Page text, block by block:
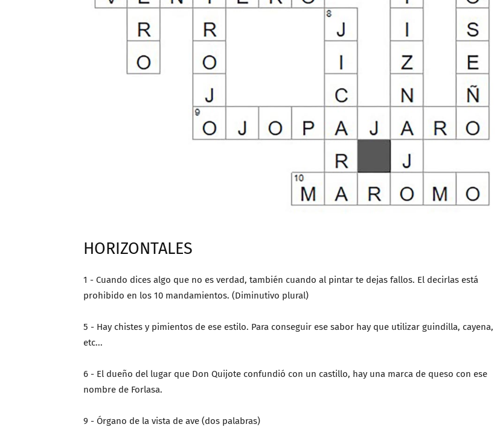
HORIZONTALES
1 - Cuando dices algo que no es verdad, también cuando al pintar te dejas fallos. El decirlas está
prohibido en los 10 mandamientos. (Diminutivo plural)
5 - Hay chistes y pimientos de ese estilo. Para conseguir ese sabor hay que utilizar guindilla, cayena,
etc...
6 - El dueño del lugar que Don Quijote confundió con un castillo, hay una marca de queso con ese
nombre de Forlasa.
9 - Órgano de la vista de ave (dos palabras)